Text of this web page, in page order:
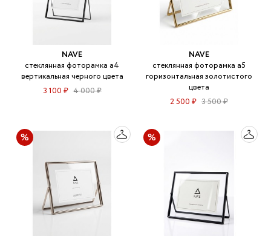
NAVE
стеклянная фоторамка а4
вертикальная черного цвета
3 100 ₽ 4 000 ₽
NAVE
стеклянная фоторамка а5
горизонтальная золотистого
цвета
2 500 ₽ 3 500 ₽